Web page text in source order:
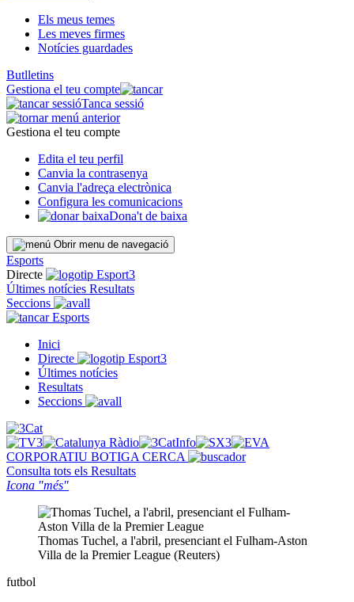
Els meus temes
Les meves firmes
Notícies guardades
Butlletins
Gestiona el teu compte
Tanca sessió
Gestiona el teu compte
Edita el teu perfil
Canvia la contrasenya
Canvia l'adreça electrònica
Configura les comunicacions
Dona't de baixa
Obrir menu de navegació
Esports
Directe
Últimes notícies Resultats
Seccions
Esports
Inici
Directe
Últimes notícies
Resultats
Seccions
CORPORATIU BOTIGA CERCA
Consulta tots els Resultats
Icona "més"
Thomas Tuchel, a l'abril, presenciant el Fulham-Aston
Villa de la Premier League (Reuters)
futbol